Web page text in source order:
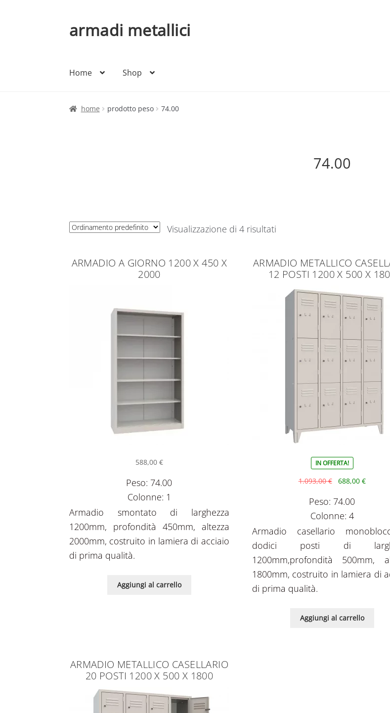
Vai
alla
Vai
al
armadi metallici
Home Shop
home prodotto peso 74.00
74.00
Visualizzazione di 4 risultati
ARMADIO A GIORNO 1200 X 450 X
2000
588,00 €
Peso: 74.00
Colonne: 1
Armadio smontato di larghezza
1200mm, profondità 450mm, altezza
2000mm, costruito in lamiera di acciaio
di prima qualità.
Aggiungi al carrello
ARMADIO METALLICO
12 POSTI 1200 X 500 X
IN OFFERTA!
1.093,00€ 688,00€
Peso: 74.00
Colonne: 4
Armadio casellario
dodici posti di
1200mm,profondità 500mm,
1800mm, costruito in lamiera di
di prima qualità.
Aggiungi al carrello
ARMADIO METALLICO CASELLARIO
20 POSTI 1200 X 500 X 1800